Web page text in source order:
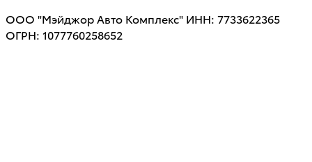
ООО "Мэйджор Авто Комплекс" ИНН: 7733622365
ОГРН: 1077760258652